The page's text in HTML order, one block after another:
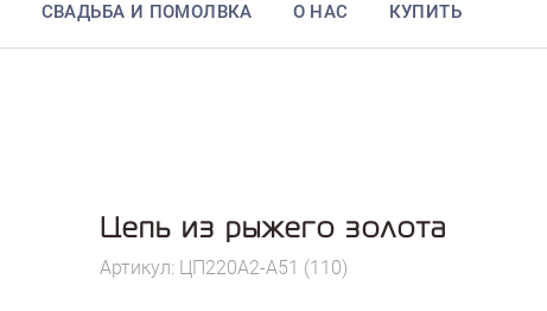
СВАДЬБА И ПОМОЛВКА О НАС КУПИТЬ
Цепь из рыжего золота
Артикул: ЦП220А2-А51 (110)